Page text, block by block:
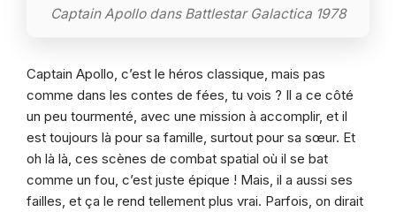
Captain Apollo dans Battlestar Galactica 1978
Captain Apollo, c’est le héros classique, mais pas
comme dans les contes de fées, tu vois ? Il a ce côté
un peu tourmenté, avec une mission à accomplir, et il
est toujours là pour sa famille, surtout pour sa sœur. Et
oh là là, ces scènes de combat spatial où il se bat
comme un fou, c’est juste épique ! Mais, il a aussi ses
failles, et ça le rend tellement plus vrai. Parfois, on dirait